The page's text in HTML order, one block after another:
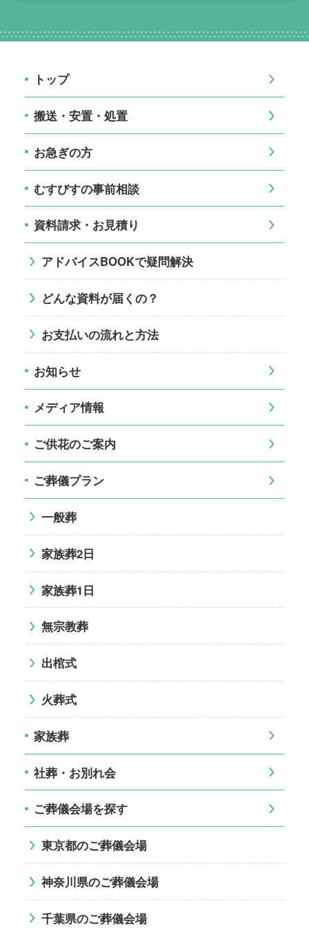
トップ
搬送・安置・処置
お急ぎの方
むすびすの事前相談
資料請求・お見積り
アドバイスBOOKで疑問解決
どんな資料が届くの？
お支払いの流れと方法
お知らせ
メディア情報
ご供花のご案内
ご葬儀プラン
一般葬
家族葬2日
家族葬1日
無宗教葬
出棺式
火葬式
家族葬
社葬・お別れ会
ご葬儀会場を探す
東京都のご葬儀会場
神奈川県のご葬儀会場
千葉県のご葬儀会場